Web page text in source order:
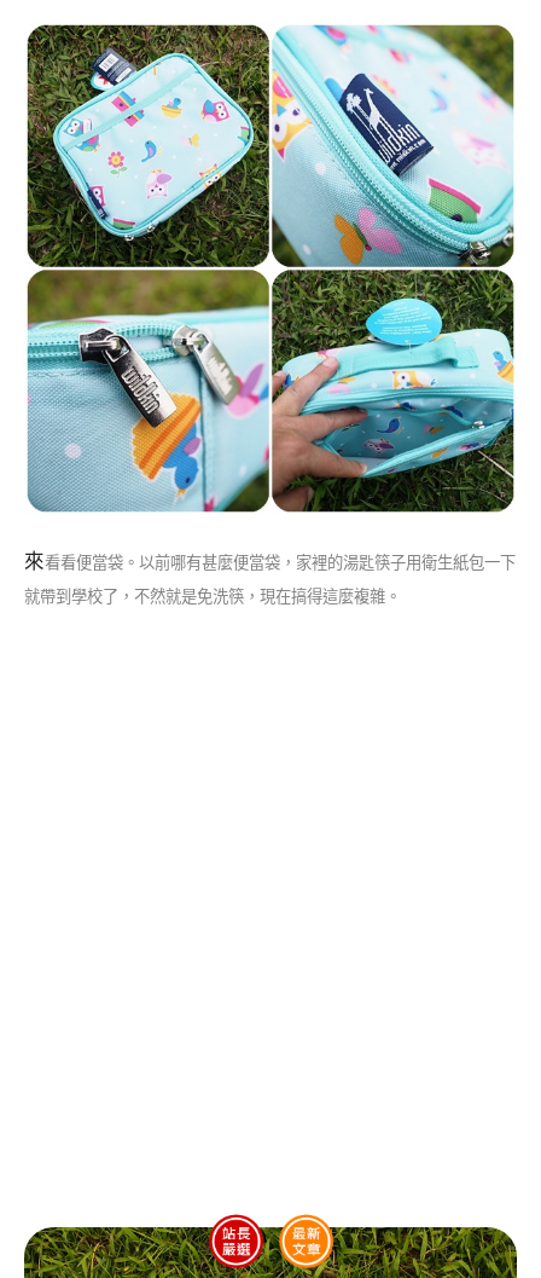
來看看便當袋。以前哪有甚麼便當袋，家裡的湯匙筷子用衛生紙包一下
就帶到學校了，不然就是免洗筷，現在搞得這麼複雜。